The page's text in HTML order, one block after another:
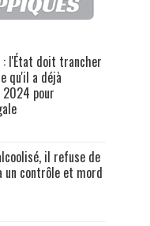
: l'État doit trancher
qu'il a déjà
2024 pour
il refuse de
un contrôle et mord